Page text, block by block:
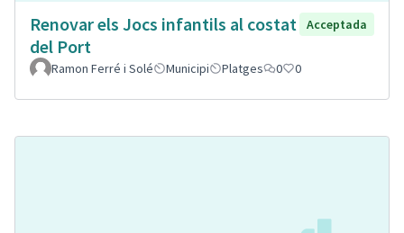
Renovar els Jocs infantils al costat
del Port
Acceptada
Ramon Ferré i Solé Municipi Platges 0 0